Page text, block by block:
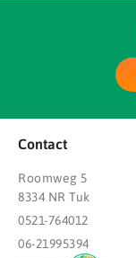
Contact
Roomweg 5
8334 NR Tuk
0521-764012
06-21995394